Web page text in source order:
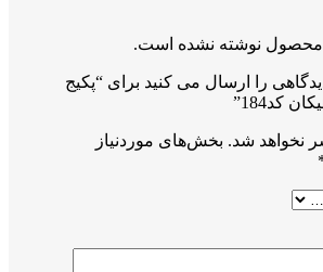
محصول نوشته نشده است.
را ارسال می کنید برای “پکیج
نخواهد شد. بخش‌های موردنیاز